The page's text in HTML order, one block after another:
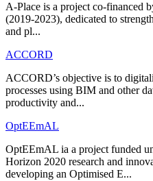
A-Place is a project co-financed
(2019-2023), dedicated to
and pl...
ACCORD
ACCORD’s objective is to
processes using BIM and other
productivity and...
OptEEmAL
OptEEmAL ia a project funded
Horizon 2020 research and
developing an Optimised E...